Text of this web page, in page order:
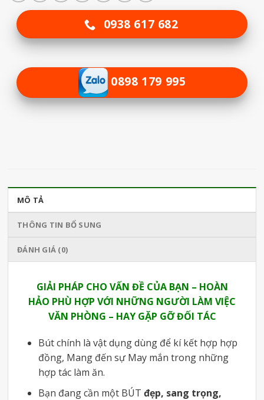
0938 617 682
0898 179 995
MÔ TẢ
THÔNG TIN BỔ SUNG
ĐÁNH GIÁ (0)
GIẢI PHÁP CHO VẤN ĐỀ CỦA BẠN – HOÀN
HẢO PHÙ HỢP VỚI NHỮNG NGƯỜI LÀM VIỆC
VĂN PHÒNG – HAY GẶP GỠ ĐỐI TÁC
Bút chính là vật dụng dùng để kí kết hợp hợp
đồng, Mang đến sự May mắn trong những
hợp tác làm ăn.
Bạn đang cần một BÚT đẹp, sang trọng,